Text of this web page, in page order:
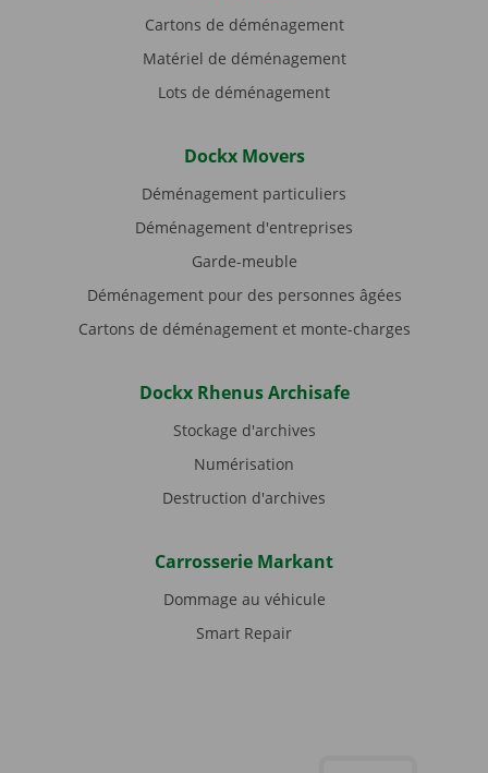
Cartons de déménagement
Matériel de déménagement
Lots de déménagement
Dockx Movers
Déménagement particuliers
Déménagement d'entreprises
Garde-meuble
Déménagement pour des personnes âgées
Cartons de déménagement et monte-charges
Dockx Rhenus Archisafe
Stockage d'archives
Numérisation
Destruction d'archives
Carrosserie Markant
Dommage au véhicule
Smart Repair